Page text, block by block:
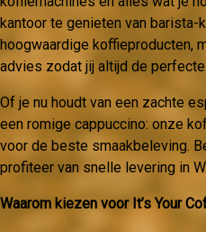
kantoor te genieten van
hoogwaardige koffieproducten,
advies zodat jij altijd de
Of je nu houdt van een zachte
een romige cappuccino: onze
voor de beste smaakbeleving.
profiteer van snelle levering in
Waarom kiezen voor It’s Your